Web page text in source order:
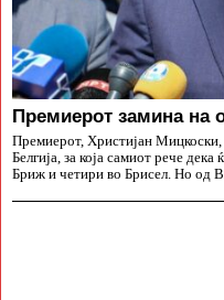
Премиерот замина на
Премиерот, Христијан Мицкоски,
Белгија, за која самиот рече
Бриж и четири во Брисел. Но од